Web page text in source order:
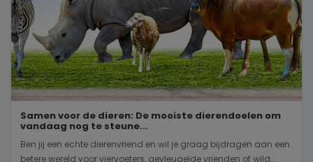
Samen voor de dieren: De mooiste dierendoelen om
vandaag nog te steune...
Ben jij een echte dierenvriend en wil je graag bijdragen aan een
betere wereld voor viervoeters, gevleugelde vrienden of wild...